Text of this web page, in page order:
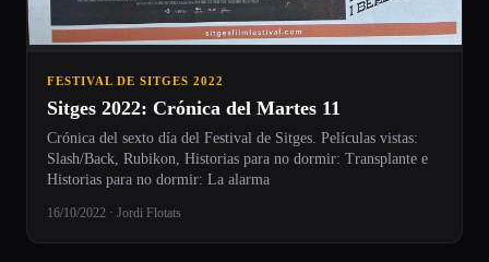
FESTIVAL DE SITGES 2022
Sitges 2022: Crónica del Martes 11
Crónica del sexto día del Festival de Sitges. Películas vistas:
Slash/Back, Rubikon, Historias para no dormir: Transplante e
Historias para no dormir: La alarma
16/10/2022 · Jordi Flotats